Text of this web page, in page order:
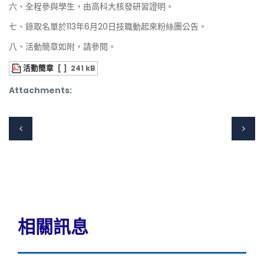
六、全程參與學生，由高科大核發研習證明。
七、錄取名單於113年6月20日技職動起來粉絲團公告。
八、活動簡章如附，請參閱。
Attachments:
活動簡章 [ ] 241 kB
相關訊息